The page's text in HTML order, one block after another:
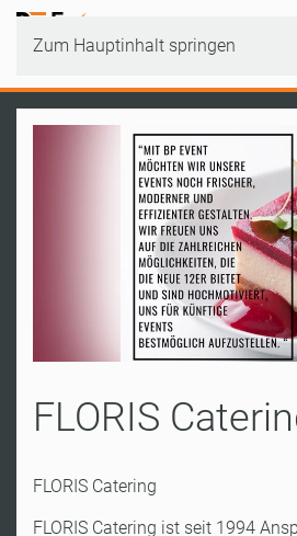
Zum Hauptinhalt springen
FLORIS
FLORIS Catering
FLORIS Catering ist seit 1994